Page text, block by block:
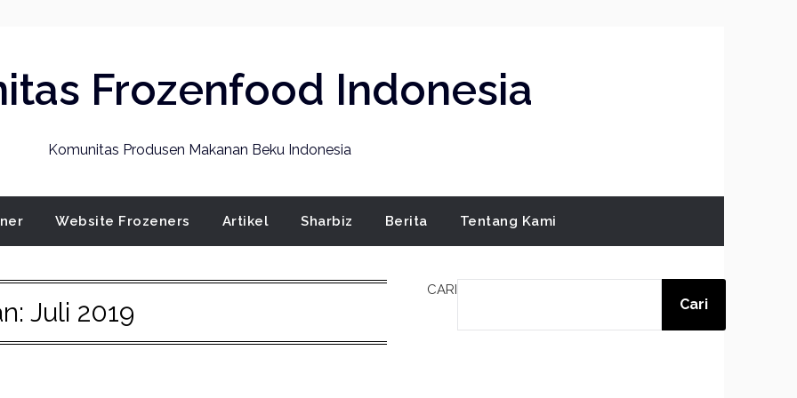
Frozenfood Indonesia
Komunitas Produsen Makanan Beku Indonesia
Website Frozeners Artikel Sharbiz Berita Tentang Kami
Juli 2019
CARI
Cari